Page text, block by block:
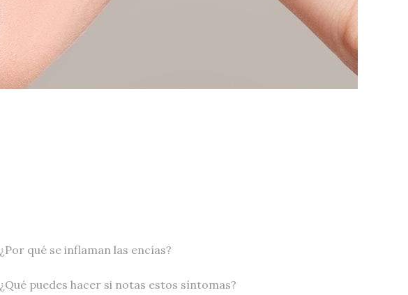
¿Por qué se inflaman las encías?
¿Qué puedes hacer si notas estos síntomas?